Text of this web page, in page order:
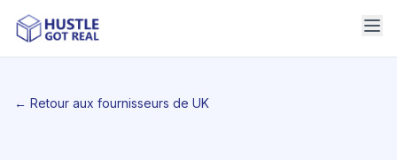
← Retour aux fournisseurs de UK